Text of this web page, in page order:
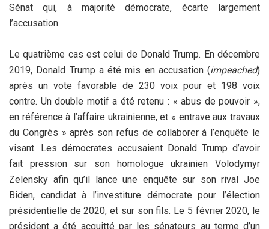
Sénat qui, à majorité démocrate, écarte largement
l’accusation.
Le quatrième cas est celui de Donald Trump. En décembre
2019, Donald Trump a été mis en accusation (impeached)
après un vote favorable de 230 voix pour et 198 voix
contre. Un double motif a été retenu : « abus de pouvoir »,
en référence à l’affaire ukrainienne, et « entrave aux travaux
du Congrès » après son refus de collaborer à l’enquête le
visant. Les démocrates accusaient Donald Trump d’avoir
fait pression sur son homologue ukrainien Volodymyr
Zelensky afin qu’il lance une enquête sur son rival Joe
Biden, candidat à l’investiture démocrate pour l’élection
présidentielle de 2020, et sur son fils. Le 5 février 2020, le
président a été acquitté par les sénateurs au terme d’un